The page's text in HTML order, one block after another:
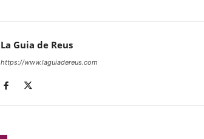
La Guia de Reus
https://www.laguiadereus.com